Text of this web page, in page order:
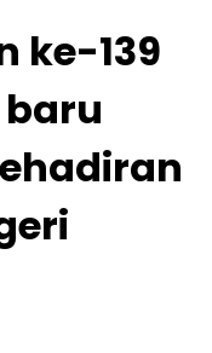
ke-139